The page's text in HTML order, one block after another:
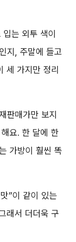
는 외투 색이
지, 주말에 들고
세 가지만 정리
판매가만 보지
요. 한 달에 한
가방이 훨씬 똑
”이 같이 있는
래서 더더욱 구